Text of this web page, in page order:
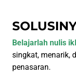
Belajarlah nulis
singkat, menarik,
penasaran.